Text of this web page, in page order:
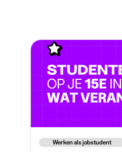
Werken als jobstudent